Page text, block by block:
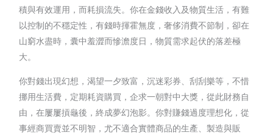
積與有效運用，而耗損流失。你在金錢收入及物質生活，有難
以控制的不穩定性，有錢時揮霍無度，奢侈消費不節制，卻在
山窮水盡時，囊中羞澀而慘澹度日，物質需求起伏的落差極
大。
你對錢出現幻想，渴望一夕致富，沉迷彩券、刮刮樂等，不惜
挪用生活費，定期耗資購買，企求一朝對中大獎，從此財務自
由，在屢屢摃龜後，終成夢幻泡影。你對賺錢過度理想化，從
事經商買賣並不明智，尤不適合實體商品的生產、製造與販